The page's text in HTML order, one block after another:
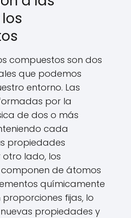
compuestos son dos
que podemos
entorno. Las
por la
de dos o más
cada
propiedades
otro lado, los
de átomos
químicamente
fijas, lo
propiedades y